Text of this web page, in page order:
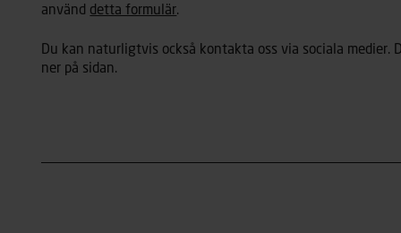
använd detta formulär.
Du kan naturligtvis också kontakta oss via sociala
ner på sidan.